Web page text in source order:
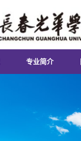
专业简介
日语专业